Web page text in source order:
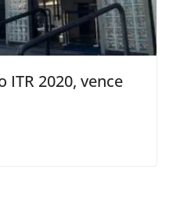
ITR 2020, vence